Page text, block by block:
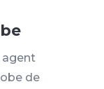
agent
de